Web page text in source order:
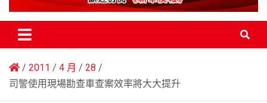
2011 4 月
28
司警使用現場勘查車查案效率將大大提升